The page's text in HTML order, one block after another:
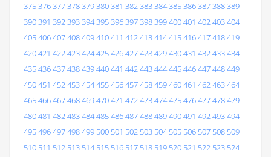
375376377378379380381 382383384385386387388389
390391 392393394395396397398399400401 402403404
405406407408409410411 412413414415416417418419
420421 422423424425426427428429430431 432433434
435436437438439440441 442443444445446447448449
450451 452453454455456457458459460461 462463464
465466467468469470471 472473474475476477478479
480481 482483484485486487488489490491 492493494
495496497498499 500 501 502 503 504 505 506 507 508 509
510 511 512 513 514 515 516 517 518 519 520 521 522 523 524